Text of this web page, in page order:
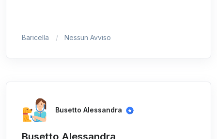
Baricella Nessun Avviso
Busetto Alessandra
Busetto Alessandra